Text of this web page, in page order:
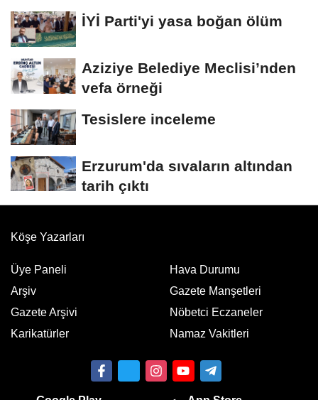
Erzurum da...
İYİ Parti'yi yasa boğan ölüm
Aziziye Belediye Meclisi’nden
vefa örneği
Tesislere inceleme
Erzurum'da sıvaların altından
tarih çıktı
Köşe Yazarları
Üye Paneli
Arşiv
Gazete Arşivi
Karikatürler
Hava Durumu
Gazete Manşetleri
Nöbetci Eczaneler
Namaz Vakitleri